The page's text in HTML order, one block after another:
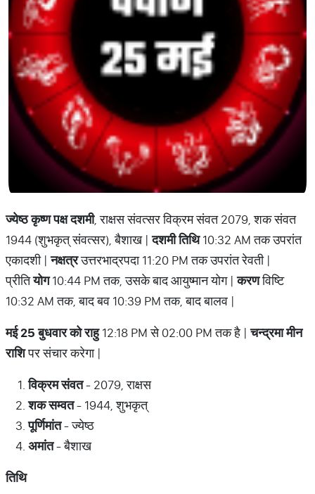
ज्येष्ठकृष्णपक्षदशमी, राक्षस संवत्सर विक्रम संवत 2079, शक संवत
1944 (शुभकृत् संवत्सर), बैशाख |दशमीतिथि10:32 AM तक उपरांत
एकादशी |नक्षत्रउत्तरभाद्रपदा 11:20 PM तक उपरांत रेवती |
प्रीतियोग10:44 PM तक, उसके बाद आयुष्मान योग |करणविष्टि
10:32 AM तक, बाद बव 10:39 PM तक, बाद बालव |
मई25बुधवारकोराहु 12:18 PM से 02:00 PM तक है |चन्द्रमामीन
राशिपर संचार करेगा |
विक्रमसंवत- 2079, राक्षस
शकसम्वत- 1944, शुभकृत्
पूर्णिमांत- ज्येष्ठ
अमांत- बैशाख
तिथि